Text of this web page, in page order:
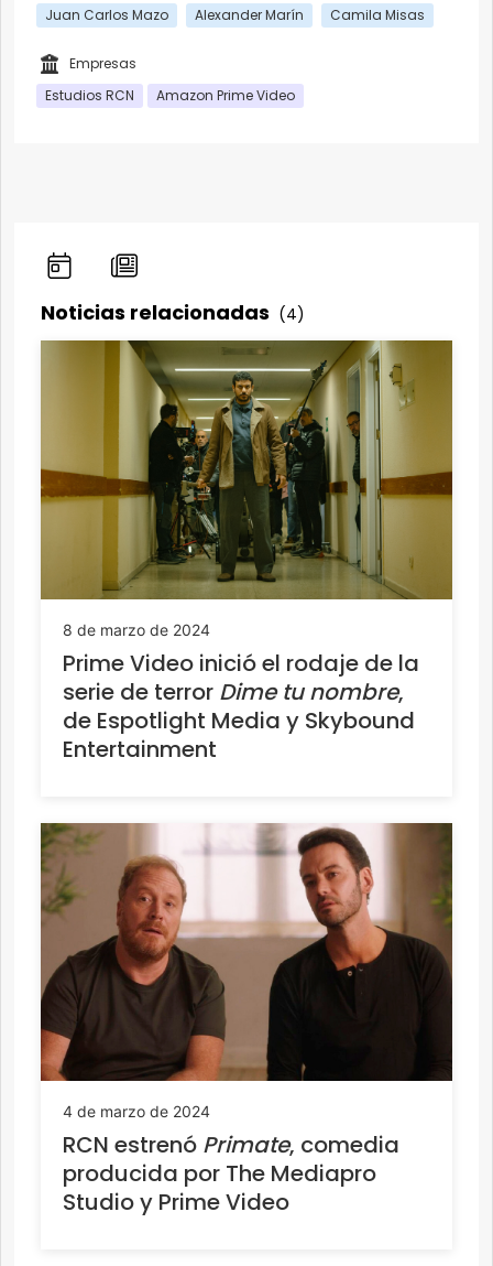
Juan Carlos Mazo Alexander Marín Camila Misas
Empresas
Estudios RCN
Amazon Prime Video
Noticias relacionadas (4)
8 de marzo de 2024
Prime Video inició el rodaje de la
serie de terror Dime tu nombre,
de Espotlight Media y Skybound
Entertainment
4 de marzo de 2024
RCN estrenó Primate, comedia
producida por The Mediapro
Studio y Prime Video